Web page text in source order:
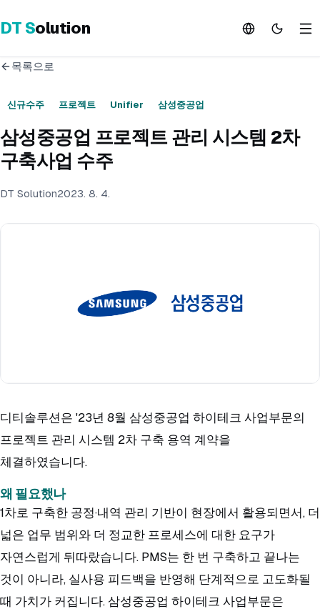
DT Solution
목록으로
신규수주 프로젝트 Unifier 삼성중공업
삼성중공업 프로젝트 관리 시스템 2차
구축사업 수주
DT Solution2023. 8. 4.
디티솔루션은 '23년 8월 삼성중공업 하이테크 사업부문의
프로젝트 관리 시스템 2차 구축 용역 계약을
체결하였습니다.
왜 필요했나
1차로 구축한 공정·내역 관리 기반이 현장에서 활용되면서, 더
넓은 업무 범위와 더 정교한 프로세스에 대한 요구가
자연스럽게 뒤따랐습니다. PMS는 한 번 구축하고 끝나는
것이 아니라, 실사용 피드백을 반영해 단계적으로 고도화될
때 가치가 커집니다. 삼성중공업 하이테크 사업부문은